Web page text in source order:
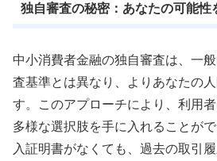
独自審査の秘密：あなたの可能性
中小消費者金融の独自審査は、一
査基準とは異なり、よりあなたの
す。このアプローチにより、利用
多様な選択肢を手に入れることが
入証明書がなくても、過去の取引